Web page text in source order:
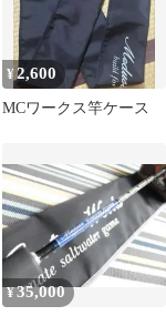
¥2,600
MCワークス竿ケース
¥35,000